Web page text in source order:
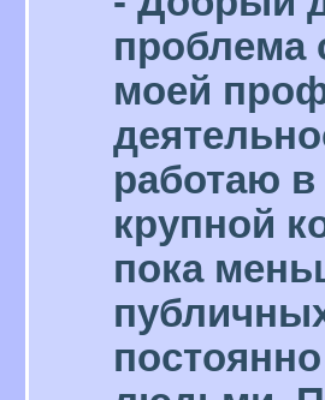
проблема
моей
работаю в
крупной
пока